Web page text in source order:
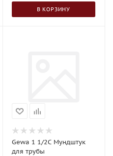
В КОРЗИНУ
Gewa 1 1/2C Мундштук
для трубы